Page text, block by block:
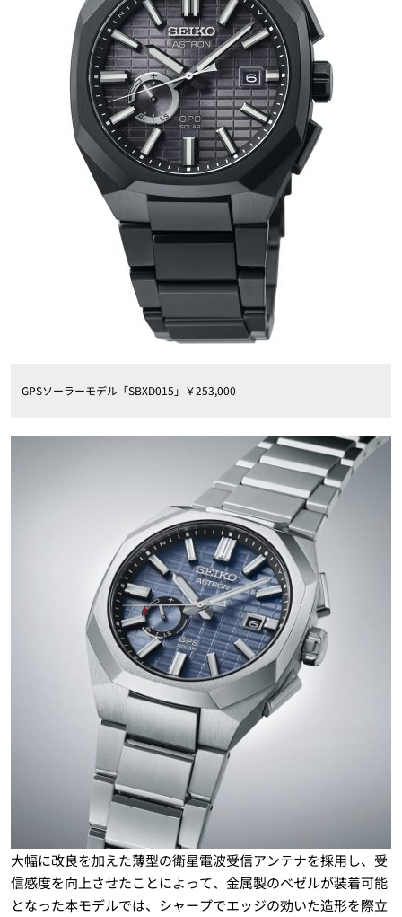
GPSソーラーモデル「SBXD015」￥253,000
大幅に改良を加えた薄型の衛星電波受信アンテナを採用し、受
信感度を向上させたことによって、金属製のベゼルが装着可能
となった本モデルでは、シャープでエッジの効いた造形を際立